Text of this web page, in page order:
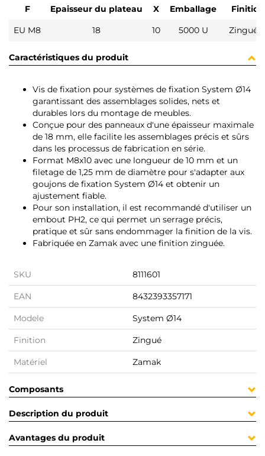
F Epaisseur du plateau X Emballage
Finition
EU M8
18 10 5000 U Zingué
Caractéristiques du produit
Vis de fixation pour systèmes de fixation System Ø14
garantissant des assemblages solides, nets et
durables lors du montage de meubles.
Conçue pour des panneaux d'une épaisseur maximale
de 18 mm, elle facilite les assemblages précis et sûrs
dans les processus de fabrication en série.
Format M8x10 avec une longueur de 10 mm et un
filetage de 1,25 mm de diamètre pour s'adapter aux
goujons de fixation System Ø14 et obtenir un
ajustement fiable.
Pour son installation, il est recommandé d'utiliser un
embout PH2, ce qui permet un serrage précis,
pratique et sûr sans endommager la finition de la vis.
Fabriquée en Zamak avec une finition zinguée.
SKU 8111601
EAN 8432393357171
Modele System Ø14
Finition Zingué
Matériel Zamak
Composants
Description du produit
Avantages du produit